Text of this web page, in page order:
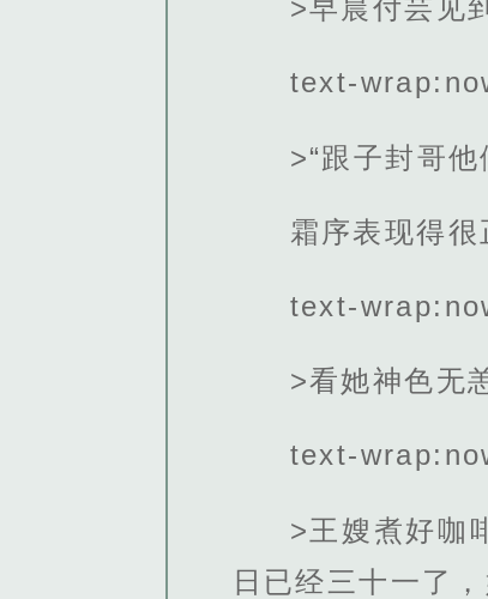
>早晨付芸见
text-
>“跟子封哥
霜序表现得很
text-
>看她神色无
text-
>王嫂煮好咖
日已经三十一了